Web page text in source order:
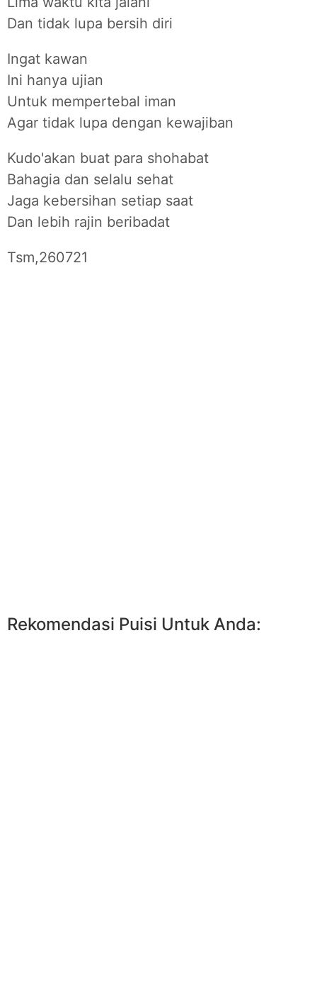
Dan tidak lupa bersih diri
Ingat kawan
Ini hanya ujian
Untuk mempertebal iman
Agar tidak lupa dengan kewajiban
Kudo'akan buat para shohabat
Bahagia dan selalu sehat
Jaga kebersihan setiap saat
Dan lebih rajin beribadat
Tsm,260721
Rekomendasi Puisi Untuk Anda: